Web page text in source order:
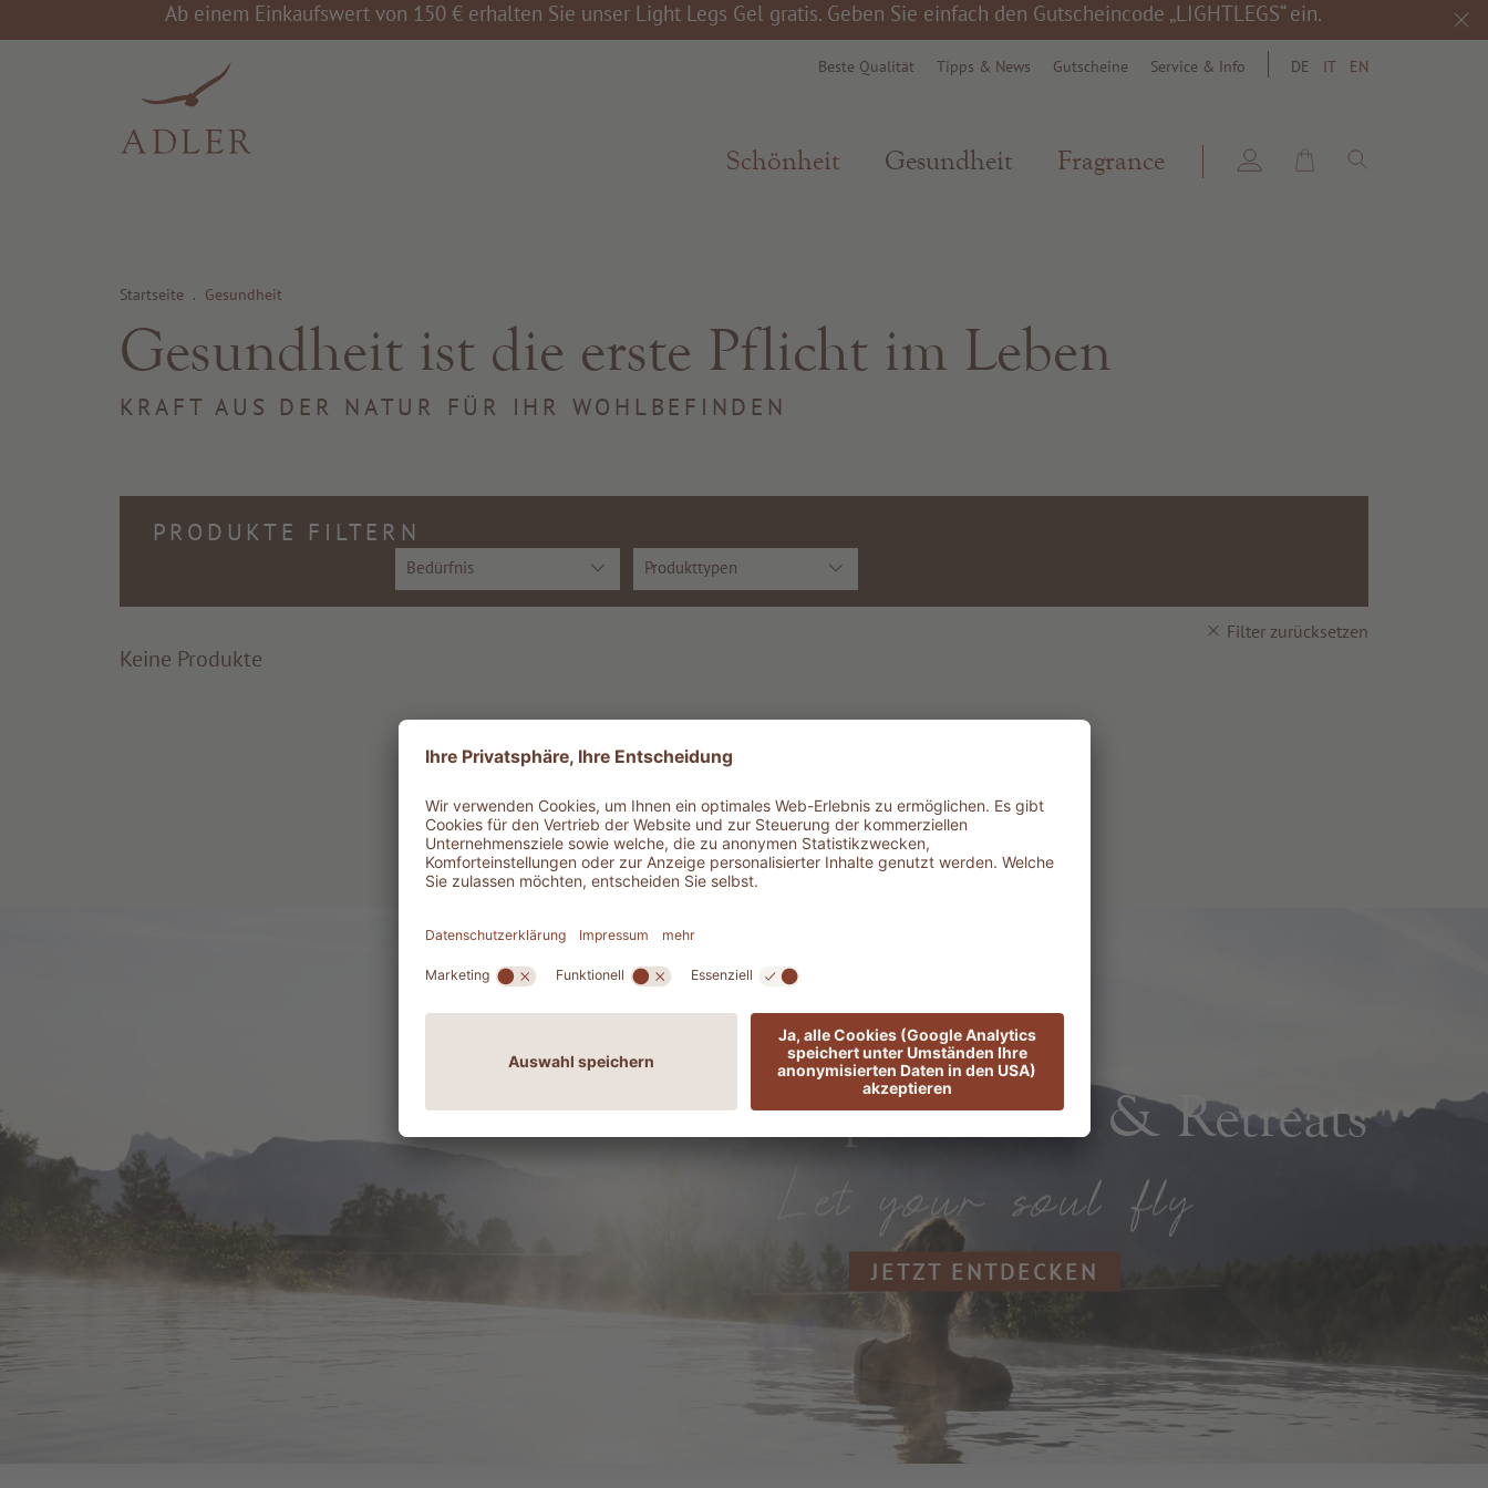
Ab einem Einkaufswert von 150 € erhalten Sie unser Light Legs Gel gratis. Geben Sie einfach den Gutscheincode „LIGHTLEGS“ ein.
Beste Qualität Tipps & News Gutscheine Service & Info DE IT EN
Schönheit Gesundheit Fragrance search
Startseite . Gesundheit
Gesundheit ist die erste Pflicht im Leben
KRAFT AUS DER NATUR FÜR IHR WOHLBEFINDEN
PRODUKTE FILTERN
Bedürfnis Produkttypen
Filter zurücksetzen
Keine Produkte
1 2
ADLER Spa Resorts & Retreats
JETZT ENTDECKEN